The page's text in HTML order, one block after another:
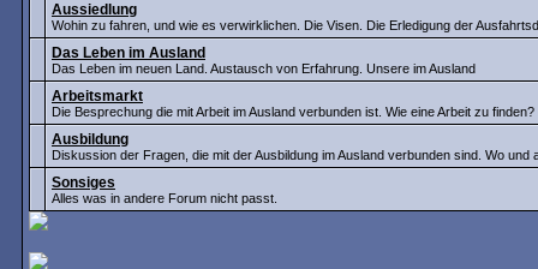
Aussiedlung
Wohin zu fahren, und wie es verwirklichen. Die Visen. Die Erledigung der
Das Leben im Ausland
Das Leben im neuen Land. Austausch von Erfahrung. Unsere im Ausland
Arbeitsmarkt
Die Besprechung die mit Arbeit im Ausland verbunden ist. Wie eine Arbeit zu
Ausbildung
Diskussion der Fragen, die mit der Ausbildung im Ausland verbunden sind. Wo und
Sonsiges
Alles was in andere Forum nicht passt.